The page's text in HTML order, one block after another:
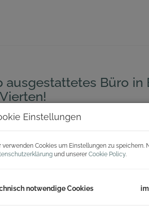
ausgestattetes Büro in
Einstellungen
verwenden Cookies um Einstellungen zu speichern.
und unserer Cookie Policy.
notwendige Cookies